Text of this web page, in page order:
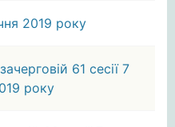
2019 року
61 сесії 7
року